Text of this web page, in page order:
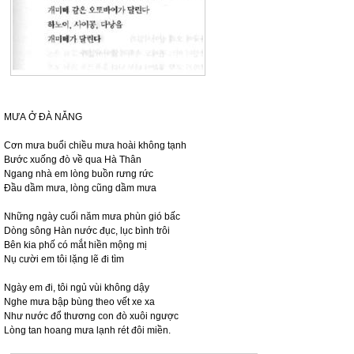
MƯA Ở ĐÀ NẴNG
Cơn mưa buổi chiều mưa hoài không tạnh
Bước xuống đò về qua Hà Thân
Ngang nhà em lòng buồn rưng rức
Đầu dầm mưa, lòng cũng dầm mưa
Những ngày cuối năm mưa phùn gió bấc
Dòng sông Hàn nước đục, lục bình trôi
Bên kia phố có mắt hiền mộng mị
Nụ cười em tôi lặng lẽ đi tìm
Ngày em đi, tôi ngủ vùi không dậy
Nghe mưa bập bùng theo vết xe xa
Như nước đổ thương con đò xuôi ngược
Lòng tan hoang mưa lạnh rét đôi miền.